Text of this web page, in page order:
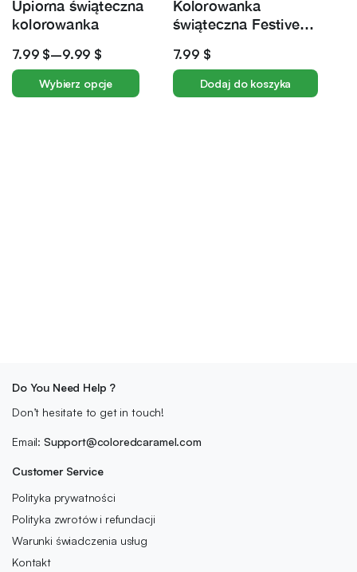
Upiorna świąteczna
kolorowanka
7.99 $–9.99 $
Wybierz opcje
Kolorowanka
świąteczna Festive
Wygodny relaks dla
dorosłych i nastolatków
– Cyfrowy
7.99 $
Dodaj do koszyka
Do You Need Help ?
Don’t hesitate to get in touch!
Email: Support@coloredcaramel.com
Customer Service
Polityka prywatności
Polityka zwrotów i refundacji
Warunki świadczenia usług
Kontakt